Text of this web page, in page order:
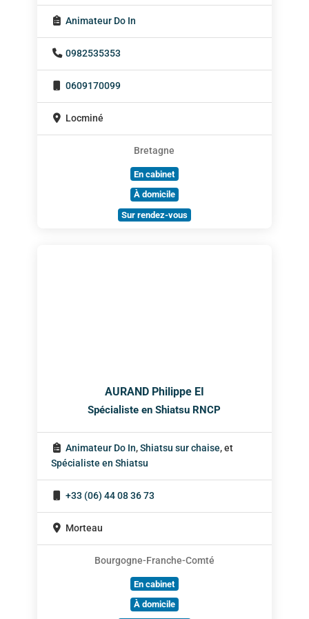
Animateur Do In
0982535353
0609170099
Locminé
Bretagne
En cabinet
À domicile
Sur rendez-vous
AURAND Philippe EI
Spécialiste en Shiatsu RNCP
Animateur Do In,Shiatsu sur chaise, et
Spécialiste en Shiatsu
+33 (06) 44 08 36 73
Morteau
Bourgogne-Franche-Comté
En cabinet
À domicile